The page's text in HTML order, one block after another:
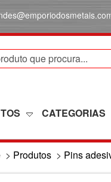
CATEGORIAS
> Produtos > Pins